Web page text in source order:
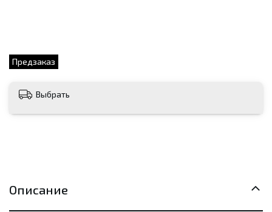
Предзаказ
Выбрать
Описание